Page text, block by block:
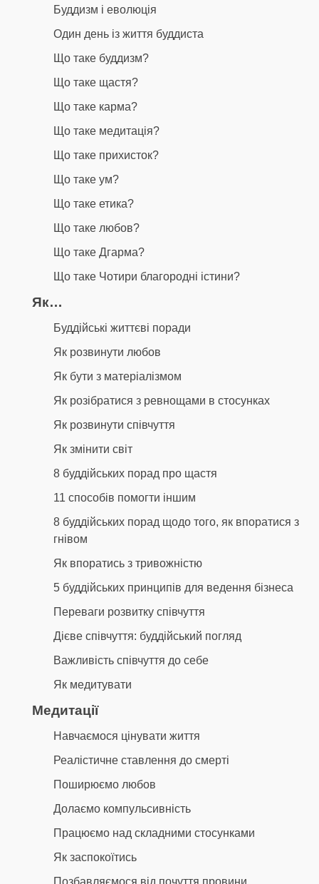
Буддизм і еволюція
Один день із життя буддиста
Що таке буддизм?
Що таке щастя?
Що таке карма?
Що таке медитація?
Що таке прихисток?
Що таке ум?
Що таке етика?
Що таке любов?
Що таке Дгарма?
Що таке Чотири благородні істини?
Як…
Буддійські життєві поради
Як розвинути любов
Як бути з матеріалізмом
Як розібратися з ревнощами в стосунках
Як розвинути співчуття
Як змінити світ
8 буддійських порад про щастя
11 способів помогти іншим
8 буддійських порад щодо того, як впоратися з
гнівом
Як впоратись з тривожністю
5 буддійських принципів для ведення бізнеса
Переваги розвитку співчуття
Дієве співчуття: буддійський погляд
Важливість співчуття до себе
Як медитувати
Медитації
Навчаємося цінувати життя
Реалістичне ставлення до смерті
Поширюємо любов
Долаємо компульсивність
Працюємо над складними стосунками
Як заспокоїтись
Позбавляємося від почуття провини